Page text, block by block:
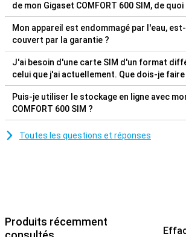
de mon Gigaset COMFORT 600 SIM, de
Mon appareil est endommagé par l'eau,
couvert par la garantie ?
J'ai besoin d'une carte SIM d'un format
celui que j'ai actuellement. Que dois-je faire
Puis-je utiliser le stockage en ligne avec
COMFORT 600 SIM ?
Toutes les questions et réponses
Produits récemment